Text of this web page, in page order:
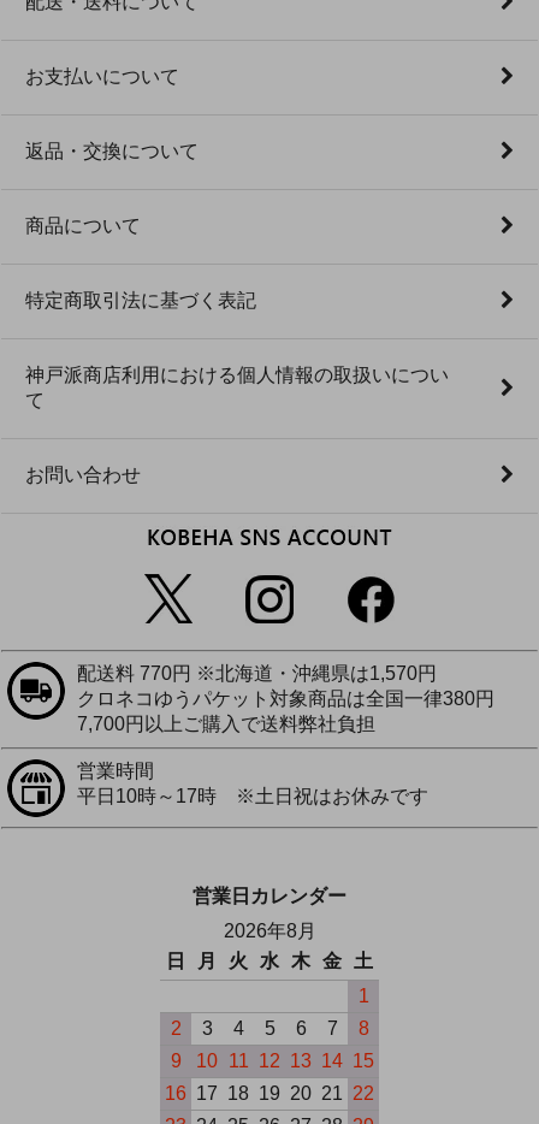
お支払いについて
返品・交換について
商品について
特定商取引法に基づく表記
神戸派商店利用における個人情報の取扱いについ
て
お問い合わせ
配送料 770円 ※北海道・沖縄県は1,570円
クロネコゆうパケット対象商品は全国一律380円
7,700円以上ご購入で送料弊社負担
営業時間
平日10時～17時 ※土日祝はお休みです
営業日カレンダー
2026年8月
日
月 火 水 木 金
土
1
2
3 4 5 6 7
8
9
10 11 12 13 14 15
16 17 18 19 20 21 22